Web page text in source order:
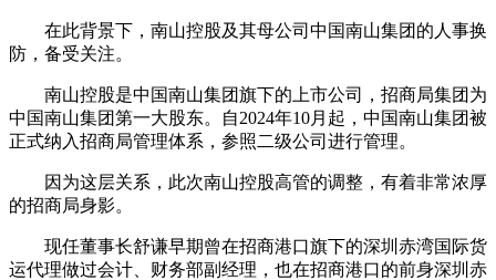
在此背景下，南山控股及其母公司中国南山集团的人事换
防，备受关注。
南山控股是中国南山集团旗下的上市公司，招商局集团为
中国南山集团第一大股东。自2024年10月起，中国南山集团被
正式纳入招商局管理体系，参照二级公司进行管理。
因为这层关系，此次南山控股高管的调整，有着非常浓厚
的招商局身影。
现任董事长舒谦早期曾在招商港口旗下的深圳赤湾国际货
运代理做过会计、财务部副经理，也在招商港口的前身深圳赤